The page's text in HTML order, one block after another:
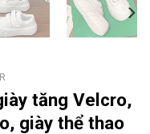
tăng Velcro,
giày thể thao